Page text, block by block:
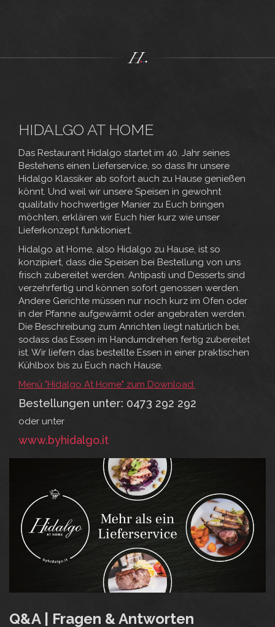
HIDALGO AT HOME
Das Restaurant Hidalgo startet im 40. Jahr seines
Bestehens einen Lieferservice, so dass Ihr unsere
Hidalgo Klassiker ab sofort auch zu Hause genießen
könnt. Und weil wir unsere Speisen in gewohnt
qualitativ hochwertiger Manier zu Euch bringen
möchten, erklären wir Euch hier kurz wie unser
Lieferkonzept funktioniert.
Hidalgo at Home, also Hidalgo zu Hause, ist so
konzipiert, dass die Speisen bei Bestellung von uns
frisch zubereitet werden. Antipasti und Desserts sind
verzehrfertig und können sofort genossen werden.
Andere Gerichte müssen nur noch kurz im Ofen oder
in der Pfanne aufgewärmt oder angebraten werden.
Die Beschreibung zum Anrichten liegt natürlich bei,
sodass das Essen im Handumdrehen fertig zubereitet
ist. Wir liefern das bestellte Essen in einer praktischen
Kühlbox bis zu Euch nach Hause.
Menü "Hidalgo At Home" zum Download.
Bestellungen unter: 0473 292 292
oder unter
www.byhidalgo.it
Q&A | Fragen & Antworten